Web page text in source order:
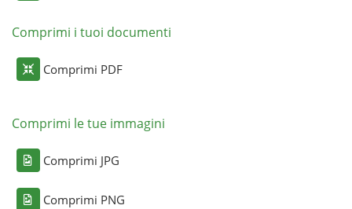
Comprimi i tuoi documenti
Comprimi PDF
Comprimi le tue immagini
Comprimi JPG
Comprimi PNG